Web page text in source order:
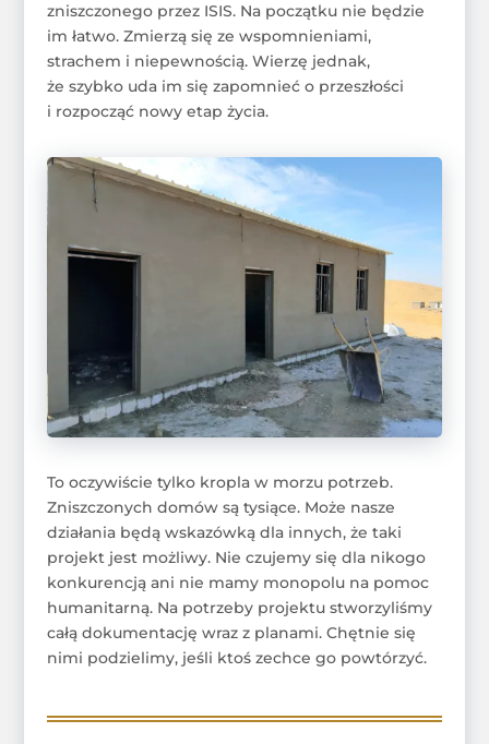
zniszczonego przez ISIS. Na początku nie będzie
im łatwo. Zmierzą się ze wspomnieniami,
strachem i niepewnością. Wierzę jednak,
że szybko uda im się zapomnieć o przeszłości
i rozpocząć nowy etap życia.
To oczywiście tylko kropla w morzu potrzeb.
Zniszczonych domów są tysiące. Może nasze
działania będą wskazówką dla innych, że taki
projekt jest możliwy. Nie czujemy się dla nikogo
konkurencją ani nie mamy monopolu na pomoc
humanitarną. Na potrzeby projektu stworzyliśmy
całą dokumentację wraz z planami. Chętnie się
nimi podzielimy, jeśli ktoś zechce go powtórzyć.